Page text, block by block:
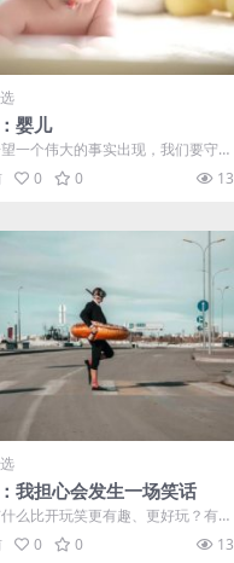
婴儿
一个伟大的事实出现，我们要守候
的婴儿出世：——你看他那母亲在
0 0 13
我担心会发生一场笑话
么比开玩笑更有趣、更好玩？有什
弄别人更有意思？啊！我的一生
0 0 13